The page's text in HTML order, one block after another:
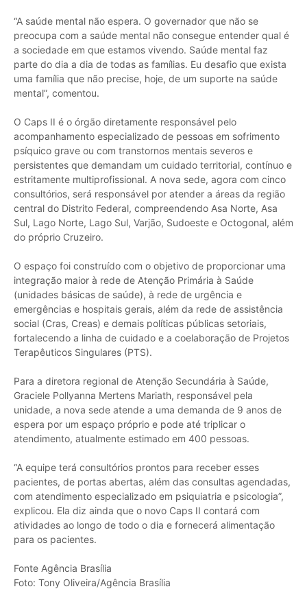
“A saúde mental não espera. O governador que não se
preocupa com a saúde mental não consegue entender qual é
a sociedade em que estamos vivendo. Saúde mental faz
parte do dia a dia de todas as famílias. Eu desafio que exista
uma família que não precise, hoje, de um suporte na saúde
mental”, comentou.
O Caps II é o órgão diretamente responsável pelo
acompanhamento especializado de pessoas em sofrimento
psíquico grave ou com transtornos mentais severos e
persistentes que demandam um cuidado territorial, contínuo e
estritamente multiprofissional. A nova sede, agora com cinco
consultórios, será responsável por atender a áreas da região
central do Distrito Federal, compreendendo Asa Norte, Asa
Sul, Lago Norte, Lago Sul, Varjão, Sudoeste e Octogonal, além
do próprio Cruzeiro.
O espaço foi construído com o objetivo de proporcionar uma
integração maior à rede de Atenção Primária à Saúde
(unidades básicas de saúde), à rede de urgência e
emergências e hospitais gerais, além da rede de assistência
social (Cras, Creas) e demais políticas públicas setoriais,
fortalecendo a linha de cuidado e a coelaboração de Projetos
Terapêuticos Singulares (PTS).
Para a diretora regional de Atenção Secundária à Saúde,
Graciele Pollyanna Mertens Mariath, responsável pela
unidade, a nova sede atende a uma demanda de 9 anos de
espera por um espaço próprio e pode até triplicar o
atendimento, atualmente estimado em 400 pessoas.
“A equipe terá consultórios prontos para receber esses
pacientes, de portas abertas, além das consultas agendadas,
com atendimento especializado em psiquiatria e psicologia”,
explicou. Ela diz ainda que o novo Caps II contará com
atividades ao longo de todo o dia e fornecerá alimentação
para os pacientes.
Fonte Agência Brasília
Foto: Tony Oliveira/Agência Brasília